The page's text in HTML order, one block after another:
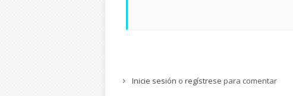
Inicie sesión o regístrese para comentar